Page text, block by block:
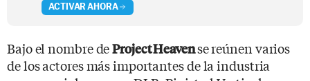
ACTIVAR AHORA
Bajo el nombre deProject Heavense reúnen varios
de los actores más importantes de la industria